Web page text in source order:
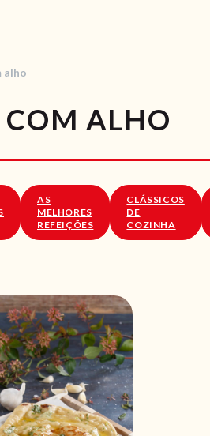
alho
COM ALHO
AS
MELHORES
REFEIÇÕES
CLÁSSICOS
DE
COZINHA